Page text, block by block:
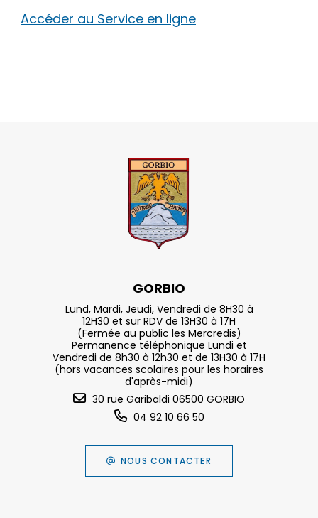
Accéder au Service en ligne
GORBIO
Lund, Mardi, Jeudi, Vendredi de 8H30 à
12H30 et sur RDV de 13H30 à 17H
(Fermée au public les Mercredis)
Permanence téléphonique Lundi et
Vendredi de 8h30 à 12h30 et de 13H30 à 17H
(hors vacances scolaires pour les horaires
d'après-midi)
30 rue Garibaldi 06500 GORBIO
04 92 10 66 50
NOUS CONTACTER